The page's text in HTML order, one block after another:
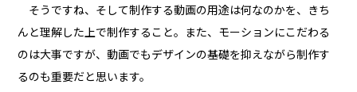
そうですね、そして制作する動画の用途は何なのかを、きち
んと理解した上で制作すること。また、モーションにこだわる
のは大事ですが、動画でもデザインの基礎を抑えながら制作す
るのも重要だと思います。